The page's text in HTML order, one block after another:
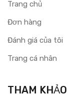
Trang chủ
Đơn hàng
Đánh giá của tôi
Trang cá nhân
THAM KHẢO